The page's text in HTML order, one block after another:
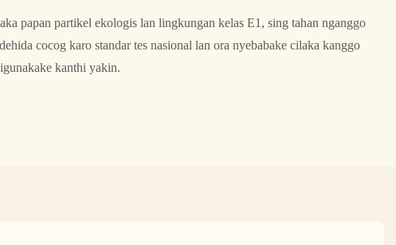
papan partikel ekologis lan lingkungan kelas E1, sing tahan nganggo
cocog karo standar tes nasional lan ora nyebabake cilaka kanggo
kanthi yakin.